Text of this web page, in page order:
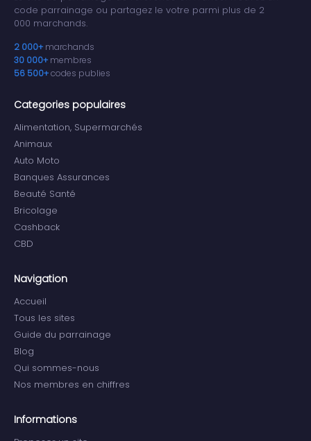
code parrainage ou partagez le votre parmi plus de 2
000 marchands.
2 000+ marchands
30 000+ membres
56 500+codes publies
Categories populaires
Alimentation, Supermarchés
Animaux
Auto Moto
Banques Assurances
Beauté Santé
Bricolage
Cashback
CBD
Navigation
Accueil
Tous les sites
Guide du parrainage
Blog
Qui sommes-nous
Nos membres en chiffres
Informations